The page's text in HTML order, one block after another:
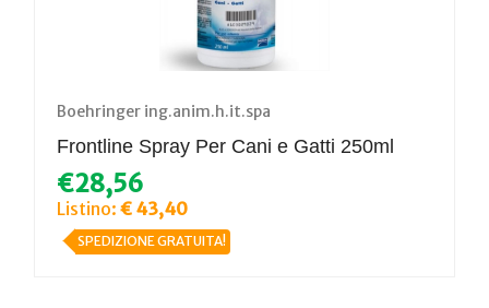
Boehringer ing.anim.h.it.spa
Frontline Spray Per Cani e Gatti 250ml
€28,56
Listino: € 43,40
SPEDIZIONE GRATUITA!